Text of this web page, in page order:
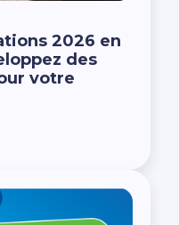
2026 en
des
votre